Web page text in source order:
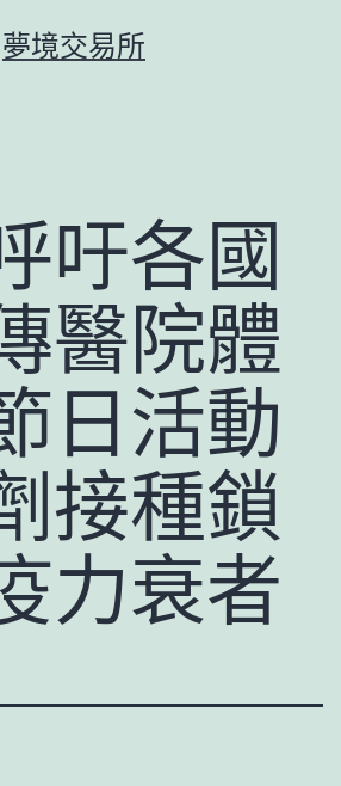
夢境交易所
吁各國
醫院體
日活動
接種鎖
力衰者